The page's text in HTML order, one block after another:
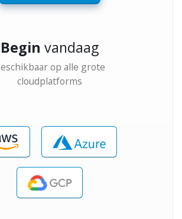
Begin vandaag
op alle grote
cloudplatforms